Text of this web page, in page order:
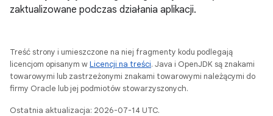
zaktualizowane podczas działania aplikacji.
Treść strony i umieszczone na niej fragmenty kodu podlegają
licencjom opisanym wLicencji na treści. Java i OpenJDK są znakami
towarowymi lub zastrzeżonymi znakami towarowymi należącymi do
firmy Oracle lub jej podmiotów stowarzyszonych.
Ostatnia aktualizacja: 2026-07-14 UTC.